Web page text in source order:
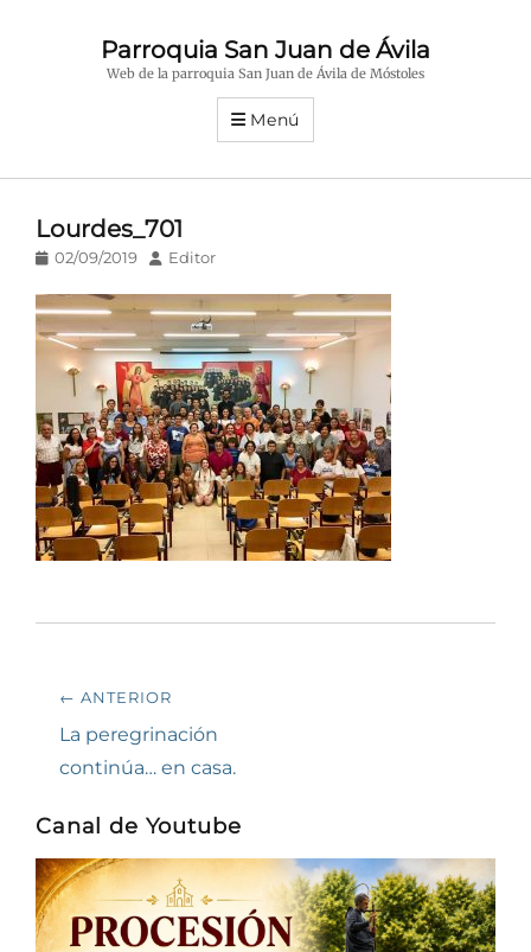
Parroquia San Juan de Ávila
Web de la parroquia San Juan de Ávila de Móstoles
Menú
Lourdes_701
Publicado
02/09/2019 AutorEditor
Navegación
de
entradas
← ANTERIOR
Entrada
anterior:
La peregrinación
continúa… en casa.
Canal de Youtube